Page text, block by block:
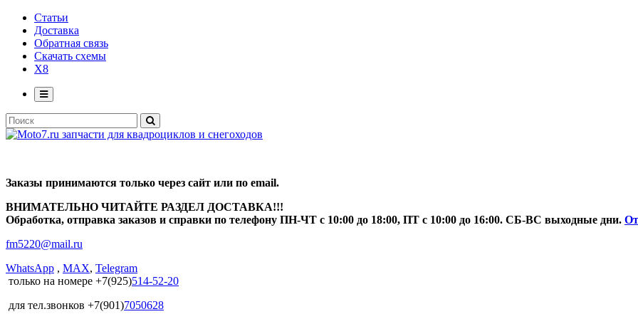
Статьи
Доставка
Обратная связь
Скачать схемы
X8
Заказы принимаются только через сайт или по email.
ВНИМАТЕЛЬНО ЧИТАЙТЕ РАЗДЕЛ ДОСТАВКА!!!
Обработка, отправка заказов и справки по телефону ПН-ЧТ с 10:00 до 18:00, ПТ с 10:00 до 16:00. СБ-ВС выходные дни.
fm5220@mail.ru
WhatsApp , MAX, Telegram
только на номере +7(925)514-52-20
для тел.звонков +7(901)7050628